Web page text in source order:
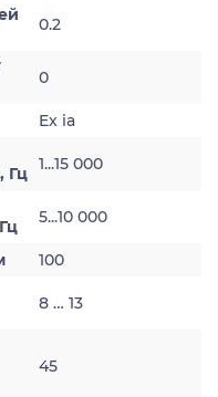
0.2
0
Ex ia
Гц 1...15 000
5...10 000
100
8 … 13
45